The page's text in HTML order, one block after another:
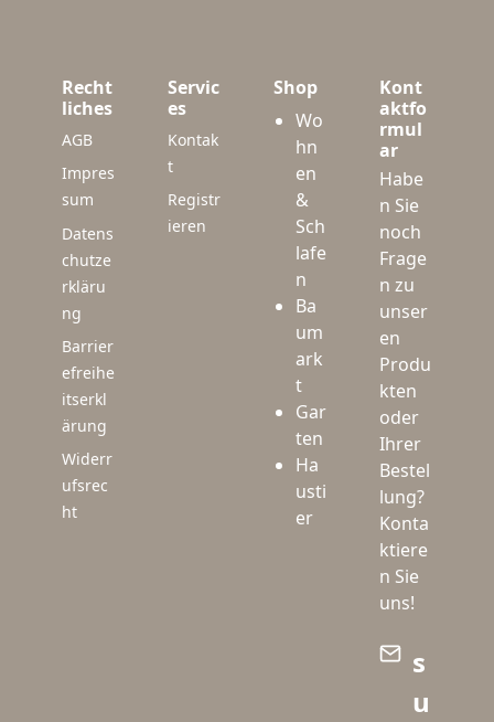
Recht
liches
AGB
Impres
sum
Datens
chutze
rkläru
ng
Barrier
efreihe
itserkl
ärung
Widerr
ufsrec
ht
Servic
es
Kontak
t
Registr
ieren
Shop
Wo
hn
en
&
Sch
lafe
n
Ba
um
ark
t
Gar
ten
Ha
usti
er
Kont
aktfo
rmul
ar
Habe
n Sie
noch
Frage
n zu
unser
en
Produ
kten
oder
Ihrer
Bestel
lung?
Konta
ktiere
n Sie
uns!
s
u